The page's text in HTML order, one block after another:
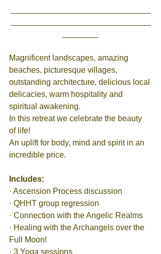
Magnificent landscapes, amazing
beaches, picturesque villages,
outstanding architecture, delicious local
delicacies, warm hospitality and
spiritual awakening.
In this retreat we celebrate the beauty
of life!
An uplift for body, mind and spirit in an
incredible price.
Includes:
· Ascension Process discussion
· QHHT group regression
· Connection with the Angelic Realms
· Healing with the Archangels over the
Full Moon!
· 3 Yoga sessions